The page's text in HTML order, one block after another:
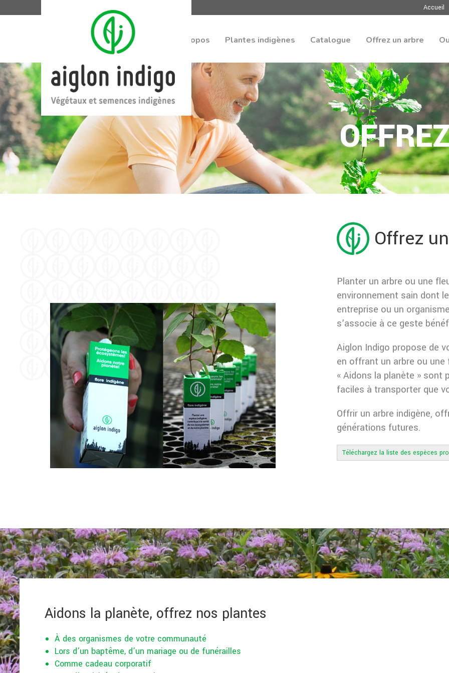
Accueil
À propos Plantes indigènes Catalogue Offrez un arbre
Offrez
Planter un arbre ou une
environnement sain dont
entreprise ou un
s’associe à ce geste
Aiglon Indigo propose de
en offrant un arbre ou
« Aidons la planète »
faciles à transporter que
Offrir un arbre indigène,
générations futures.
Téléchargez la liste des espèces
Aidons la planète, offrez nos plantes
À des organismes de votre communauté
Lors d’un baptême, d’un mariage ou de funérailles
Comme cadeau corporatif